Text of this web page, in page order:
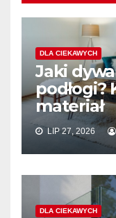
DLA CIEKAWYCH
Jaki
podłogi?
materiał
LIP 27, 2026
DLA CIEKAWYCH